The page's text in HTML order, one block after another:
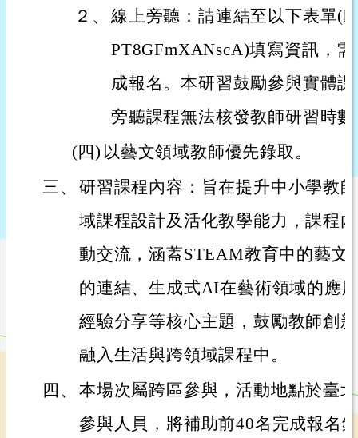
２、 線上旁聽：請連結至以下表單
PT8GFmXANscA)填寫資訊，
成報名。本研習鼓勵參與實體
旁聽課程無法核發教師研習時
(四) 以藝文領域教師優先錄取。
三、 研習課程內容：旨在提升中小學教
域課程設計及活化教學能力，課程
動交流，涵蓋STEAM教育中的藝文
的連結、生成式AI在藝術領域的應
經驗分享等核心主題，鼓勵教師創
融入生活與跨領域課程中。
四、 本場次屬跨區參與，活動地點於臺
參與人員，將補助前40名完成報名